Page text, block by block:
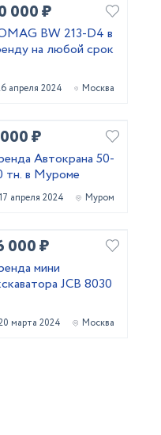
000 ₽
BW 213-D4 в
на любой срок
апреля 2024 Москва
₽
Автокрана 50-
тн. в Муроме
17 апреля 2024 Муром
000 ₽
мини
JCB 8030
марта 2024 Москва